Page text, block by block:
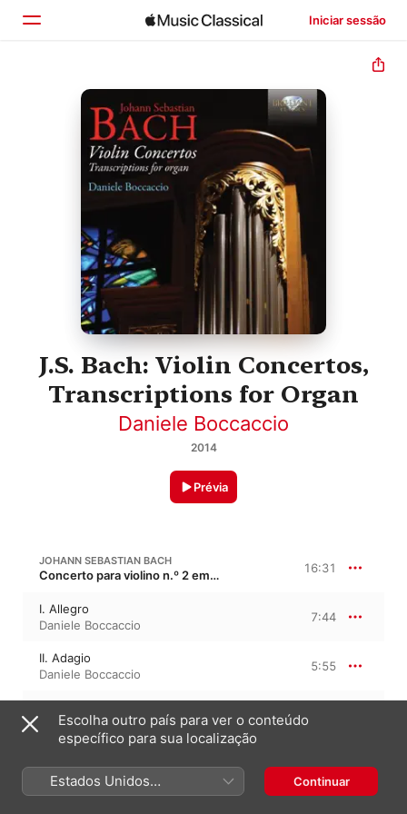
Iniciar sessão
Início
Explorar
Buscar
J.S. Bach: Violin Concertos,
Transcriptions for Organ
Daniele Boccaccio
2014
Prévia
JOHANN SEBASTIAN BACH
Concerto para violino n.º 2 em mi maior, BWV 1042 16:31
I. Allegro
Daniele Boccaccio
7:44
II. Adagio
Daniele Boccaccio
5:55
Daniele Boccaccio
JOHANN SEBASTIAN BACH 14:03
Escolha outro país para ver o conteúdo
específico para sua localização
Estados Unidos
(Português Brasil)
Continuar